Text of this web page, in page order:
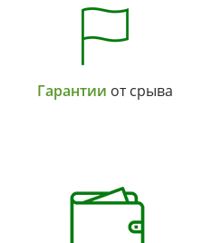
Гарантии от срыва